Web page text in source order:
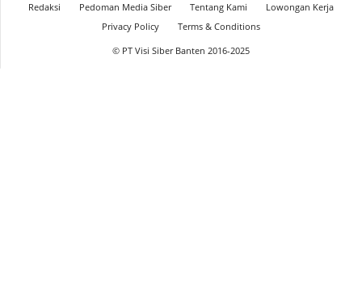
Redaksi Pedoman Media Siber Tentang Kami
Lowongan Kerja
Privacy Policy
Terms & Conditions
© PT Visi Siber Banten 2016-2025